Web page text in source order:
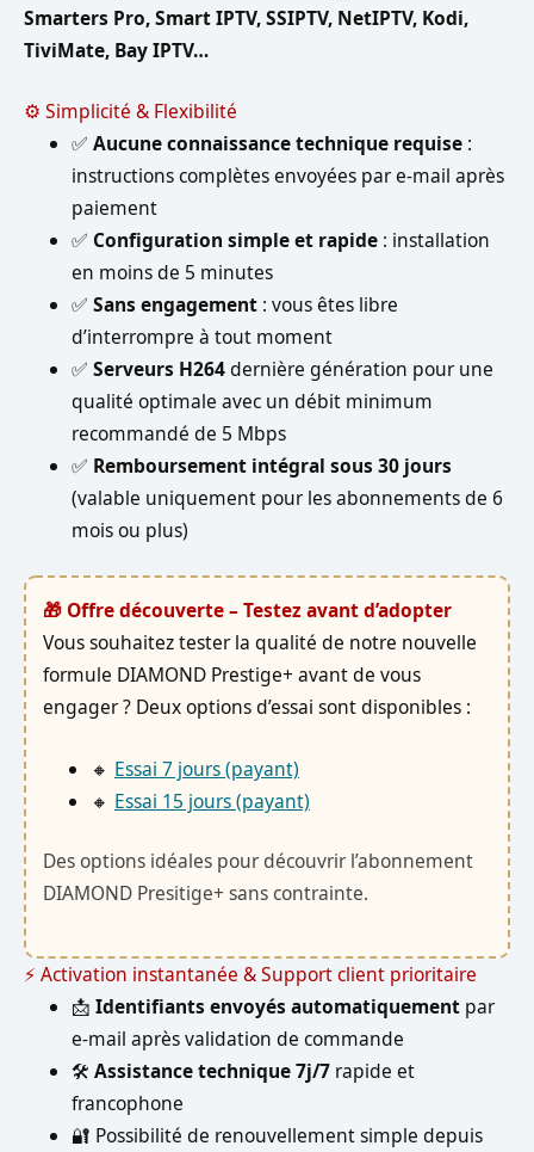
Smarters Pro, Smart IPTV, SSIPTV, NetIPTV, Kodi,
TiviMate, Bay IPTV…
⚙️ Simplicité & Flexibilité
✅ Aucune connaissance technique requise :
instructions complètes envoyées par e-mail après
paiement
✅ Configuration simple et rapide : installation
en moins de 5 minutes
✅ Sans engagement : vous êtes libre
d’interrompre à tout moment
✅ Serveurs H264dernière génération pour une
qualité optimale avec un débit minimum
recommandé de 5 Mbps
✅ Remboursement intégral sous 30 jours
(valable uniquement pour les abonnements de 6
mois ou plus)
🎁 Offre découverte – Testez avant d’adopter
Vous souhaitez tester la qualité de notre nouvelle
formule DIAMOND Prestige+ avant de vous
engager ? Deux options d’essai sont disponibles :
🔸 Essai 7 jours (payant)
🔸 Essai 15 jours (payant)
Des options idéales pour découvrir l’abonnement
DIAMOND Presitige+ sans contrainte.
⚡ Activation instantanée & Support client prioritaire
📩 Identifiants envoyés automatiquement par
e-mail après validation de commande
🛠️ Assistance technique 7j/7 rapide et
francophone
🔐 Possibilité de renouvellement simple depuis